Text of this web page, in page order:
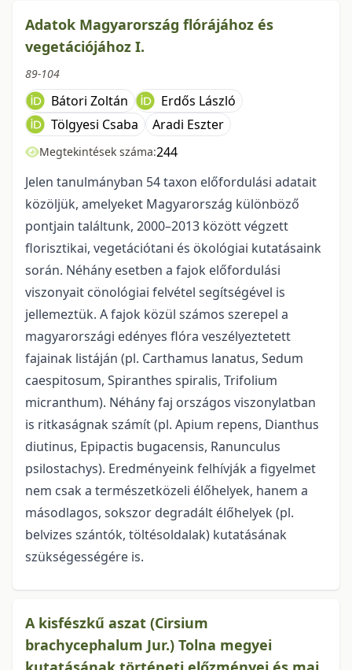
Adatok Magyarország flórájához és
vegetációjához I.
89-104
Bátori Zoltán
Erdős László
Tölgyesi Csaba
Aradi Eszter
Megtekintések száma:244
Jelen tanulmányban 54 taxon előfordulási adatait
közöljük, amelyeket Magyarország különböző
pontjain találtunk, 2000–2013 között végzett
florisztikai, vegetációtani és ökológiai kutatásaink
során. Néhány esetben a fajok előfordulási
viszonyait cönológiai felvétel segítségével is
jellemeztük. A fajok közül számos szerepel a
magyarországi edényes flóra veszélyeztetett
fajainak listáján (pl. Carthamus lanatus, Sedum
caespitosum, Spiranthes spiralis, Trifolium
micranthum). Néhány faj országos viszonylatban
is ritkaságnak számít (pl. Apium repens, Dianthus
diutinus, Epipactis bugacensis, Ranunculus
psilostachys). Eredményeink felhívják a figyelmet
nem csak a természetközeli élőhelyek, hanem a
másodlagos, sokszor degradált élőhelyek (pl.
belvizes szántók, töltésoldalak) kutatásának
szükségességére is.
A kisfészkű aszat (Cirsium
brachycephalum Jur.) Tolna megyei